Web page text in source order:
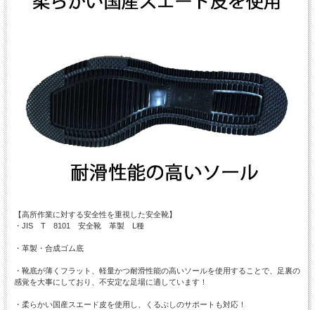
【高所作業に対する安全性を重視した安全靴】
・JIS T 8101 安全靴 革製 L種
・革製・合成ゴム底
・靴底が薄くフラット、軽量かつ耐滑性能の高いソールを使用することで、足裏の
感覚を大事にしており、不安定な足場に適しています！
・柔らかい国産スエード皮を使用し、くるぶしのサポートも対応！